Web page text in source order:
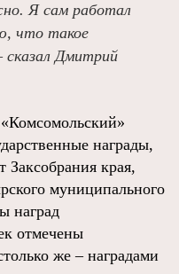
Я сам работал
что такое
сказал Дмитрий
награды,
Заксобрания края,
муниципального
наград
отмечены
же – наградами